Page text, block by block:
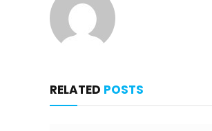
RELATED POSTS